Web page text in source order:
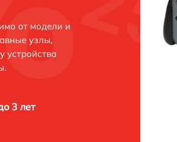
от модели и
узлы,
устройства
3 лет